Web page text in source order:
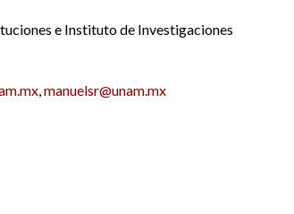
e Instituto de Investigaciones
,manuelsr@unam.mx